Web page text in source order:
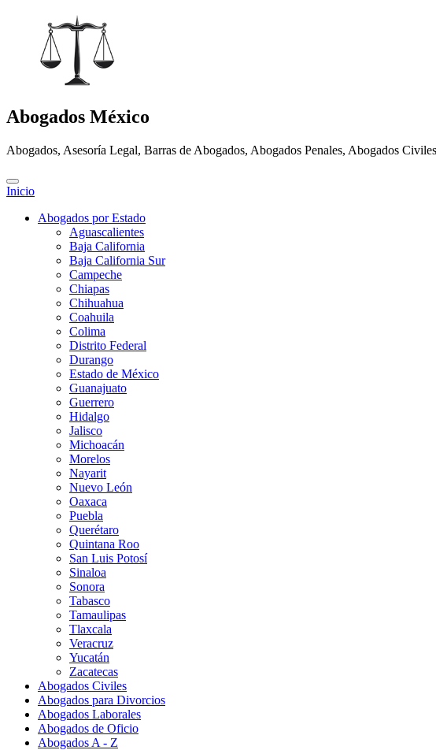
Abogados México
Abogados, Asesoría Legal, Barras de Abogados, Abogados Penales, Abogados
Inicio
Abogados por Estado
Aguascalientes
Baja California
Baja California Sur
Campeche
Chiapas
Chihuahua
Coahuila
Colima
Distrito Federal
Durango
Estado de México
Guanajuato
Guerrero
Hidalgo
Jalisco
Michoacán
Morelos
Nayarit
Nuevo León
Oaxaca
Puebla
Querétaro
Quintana Roo
San Luis Potosí
Sinaloa
Sonora
Tabasco
Tamaulipas
Tlaxcala
Veracruz
Yucatán
Zacatecas
Abogados Civiles
Abogados para Divorcios
Abogados Laborales
Abogados de Oficio
Abogados A - Z